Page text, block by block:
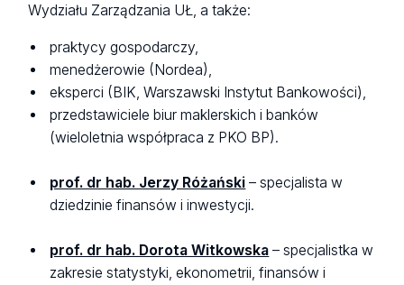
Wydziału Zarządzania UŁ, a także:
praktycy gospodarczy,
menedżerowie (Nordea),
eksperci (BIK, Warszawski Instytut Bankowości),
przedstawiciele biur maklerskich i banków
(wieloletnia współpraca z PKO BP).
prof. dr hab. Jerzy Różański – specjalista w
dziedzinie finansów i inwestycji.
prof. dr hab. Dorota Witkowska – specjalistka w
zakresie statystyki, ekonometrii, finansów i